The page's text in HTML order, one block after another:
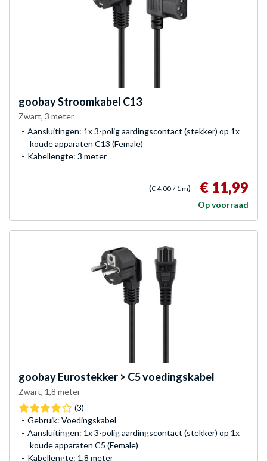
goobayStroomkabel C13
Zwart, 3 meter
Aansluitingen: 1x 3-polig aardingscontact (stekker) op 1x
koude apparaten C13 (Female)
Kabellengte: 3 meter
(€ 4,00 / 1 m) € 11,99
Op voorraad
goobayEurostekker > C5 voedingskabel
Zwart, 1,8 meter
(3)
Gebruik: Voedingskabel
Aansluitingen: 1x 3-polig aardingscontact (stekker) op 1x
koude apparaten C5 (Female)
Kabellengte: 1,8 meter